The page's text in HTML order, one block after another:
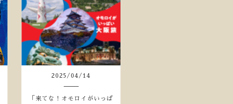
2025 /04/ 14
「来てな！オモロイがいっぱ